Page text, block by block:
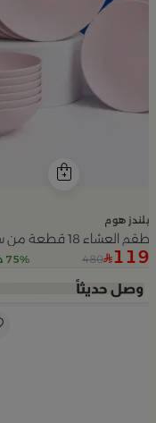
بلندز هوم
طقم العشاء 18 قطعة من سولانا
119
480 75% خصم
Slide 1 of 5